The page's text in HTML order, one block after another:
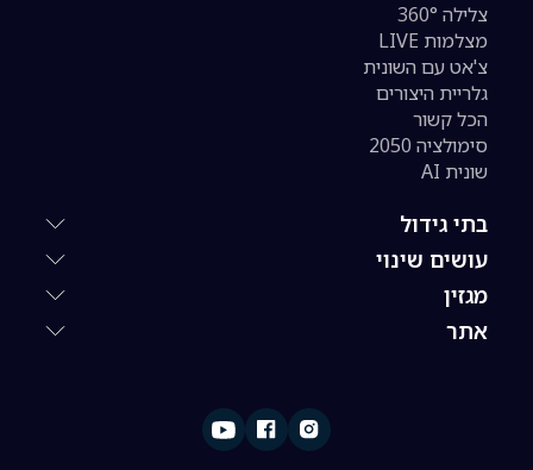
צלילה 360°
מצלמות LIVE
צ'אט עם השונית
גלריית היצורים
הכל קשור
סימולציה 2050
שונית AI
בתי גידול
עושים שינוי
מגזין
אתר